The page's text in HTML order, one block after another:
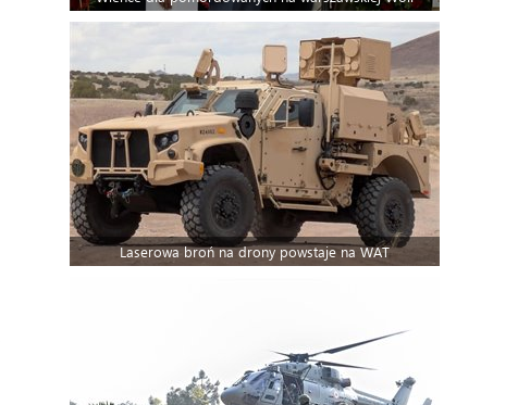
Laserowa broń na drony powstaje na WAT